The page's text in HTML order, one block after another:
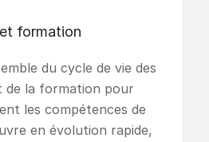
formation
du cycle de vie des
de la formation pour
les compétences de
en évolution rapide,